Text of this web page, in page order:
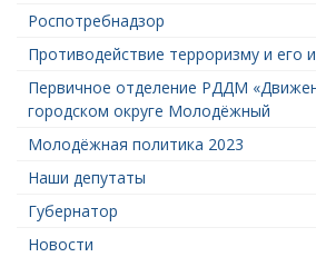
Роспотребнадзор
Противодействие терроризму и его
Первичное отделение РДДМ
городском округе Молодёжный
Молодёжная политика 2023
Наши депутаты
Губернатор
Новости